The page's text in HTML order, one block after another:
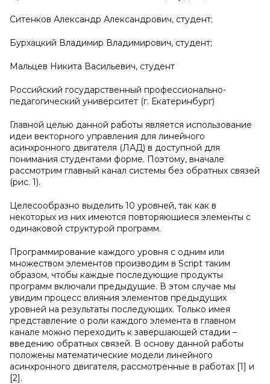
Ситенков Александр Александрович, студент;
Бурхацкий Владимир Владимирович, студент;
Мальцев Никита Васильевич, студент
Российский государственный профессионально-
педагогический университет (г. Екатеринбург)
Главной целью данной работы является использование
идеи векторного управления для линейного
асинхронного двигателя (ЛАД) в доступной для
понимания студентами форме. Поэтому, вначале
рассмотрим главный канал системы без обратных связей
(рис. 1).
Целесообразно выделить 10 уровней, так как в
некоторых из них имеются повторяющиеся элементы с
одинаковой структурой программ.
Программирование каждого уровня с одним или
множеством элементов производим в Script таким
образом, чтобы каждые последующие продукты
программ включали предыдущие. В этом случае мы
увидим процесс влияния элементов предыдущих
уровней на результаты последующих. Только имея
представление о роли каждого элемента в главном
канале можно переходить к завершающей стадии –
введению обратных связей. В основу данной работы
положены математические модели линейного
асинхронного двигателя, рассмотренные в работах [1] и
[2].